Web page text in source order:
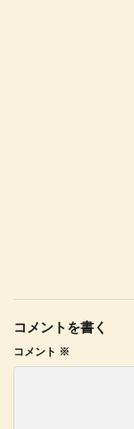
コメントを書く
コメント ※